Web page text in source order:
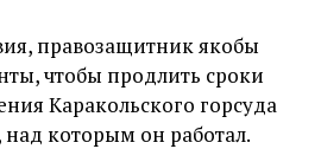
правозащитник якобы
чтобы продлить сроки
Каракольского горсуда
которым он работал.